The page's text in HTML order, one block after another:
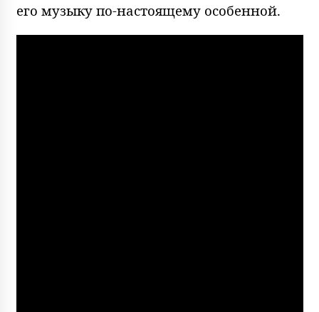
его музыку по-настоящему особенной.